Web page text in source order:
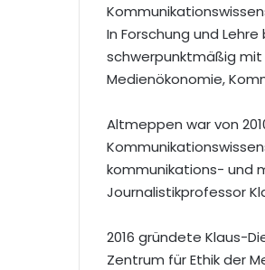
In Forschung und
schwerpunktmäßig
Medienökonomie,
Altmeppen war von
kommunikations- und
Journalistikprofessor
2016 gründete Klaus-
Zentrum für Ethik der